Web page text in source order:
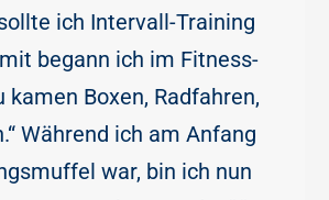
ich Intervall-Training
begann ich im Fitness-
kamen Boxen, Radfahren,
Während ich am Anfang
war, bin ich nun